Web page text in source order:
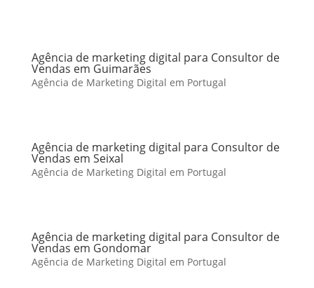
Agência de marketing digital para Consultor de
Vendas em Guimarães
Agência de Marketing Digital em Portugal
Agência de marketing digital para Consultor de
Vendas em Seixal
Agência de Marketing Digital em Portugal
Agência de marketing digital para Consultor de
Vendas em Gondomar
Agência de Marketing Digital em Portugal